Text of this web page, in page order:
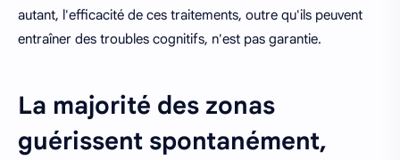
autant, l'efficacité de ces traitements, outre qu'ils peuvent
entraîner des troubles cognitifs, n'est pas garantie.
La majorité des zonas
guérissent spontanément,